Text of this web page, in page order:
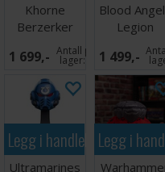
Khorne
Berzerker
Helm Replica
20cm
1 699,- Antall på
lager:
Blood
Legion
Praetor
Paragon
1 499,-
Legg i handlekurven
Ultramarines
Legg i